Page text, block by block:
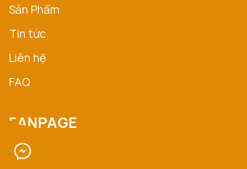
Sản Phẩm
Tin tức
Liên hệ
FAQ
FANPAGE